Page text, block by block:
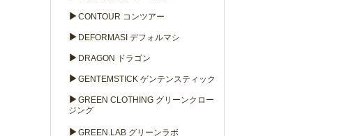
▶ CONTOUR コンツアー
▶ DEFORMASI デフォルマシ
▶ DRAGON ドラゴン
▶ GENTEMSTICK ゲンテンスティック
▶ GREEN CLOTHING グリーンクロー
ジング
▶ GREEN.LAB グリーンラボ